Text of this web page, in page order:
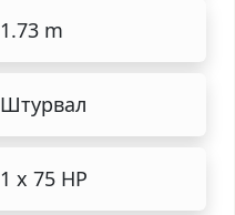
1.73 m
Штурвал
1 x 75 HP